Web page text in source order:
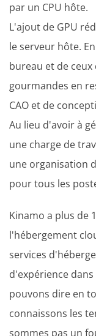
par un CPU hôte.
L'ajout de GPU
le serveur hôte.
bureau et de
gourmandes en
CAO et de
Au lieu d'avoir à
une charge de
une organisation
pour tous les
Kinamo a plus de
l'hébergement
services
d'expérience
pouvons dire en
connaissons les
sommes pas un